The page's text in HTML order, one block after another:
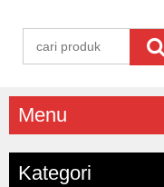
Menu
Kategori